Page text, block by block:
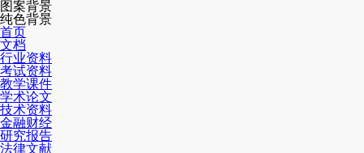
图案背景
纯色背景
首页
文档
行业资料
考试资料
教学课件
学术论文
技术资料
金融财经
研究报告
法律文献